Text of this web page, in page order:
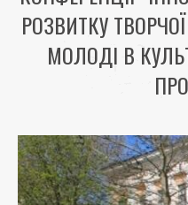
РОЗВИТКУ
МОЛОДІ В